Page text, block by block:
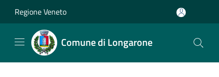
Regione Veneto
Comune di Longarone